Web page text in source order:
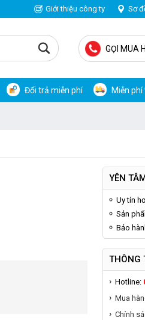
Giới thiệu công ty Sơ
GỌI MUA
Miễn
Đổi trả miễn phí
YÊN
Uy tín
Sản
Bảo
THÔNG
Hotline:
Mua
Chính